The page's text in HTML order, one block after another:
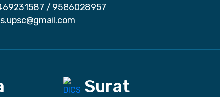
/ 9586028957
Surat